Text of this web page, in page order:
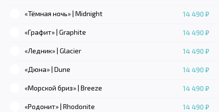
«Тёмная ночь» | Midnight 14 490 ₽
«Графит» | Graphite 14 490 ₽
«Ледник» | Glacier 14 490 ₽
«Дюна» | Dune 14 490 ₽
«Морской бриз» | Breeze 14 490 ₽
«Родонит» | Rhodonite 14 490 ₽